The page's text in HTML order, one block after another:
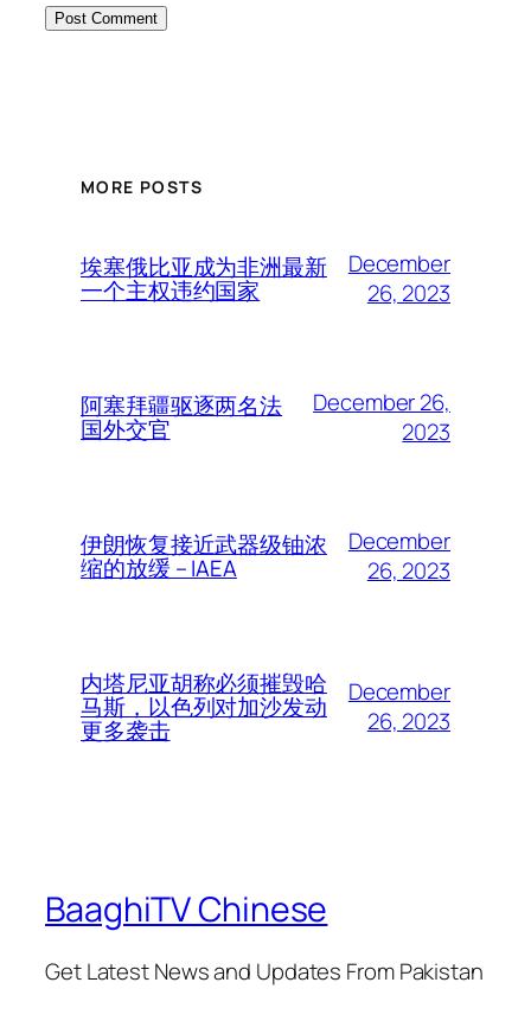
MORE POSTS
埃塞俄比亚成为非洲最新
一个主权违约国家
December
26, 2023
阿塞拜疆驱逐两名法
国外交官
December 26,
2023
伊朗恢复接近武器级铀浓
缩的放缓 – IAEA
December
26, 2023
内塔尼亚胡称必须摧毁哈
马斯，以色列对加沙发动
更多袭击
December
26, 2023
BaaghiTV Chinese
Get Latest News and Updates From Pakistan